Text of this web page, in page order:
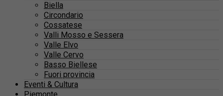
Biella
Circondario
Cossatese
Valli Mosso e Sessera
Valle Elvo
Valle Cervo
Basso Biellese
Fuori provincia
Eventi & Cultura